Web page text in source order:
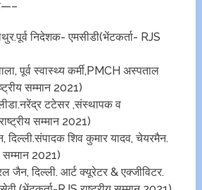
निदेशक- एमसीडी(भेंटकर्ता- RJS
पूर्व स्वास्थ्य कर्मी,PMCH अस्पताल
सम्मान 2021)
टटेसर ,संस्थापक व
सम्मान 2021)
शिव कुमार यादव, चेयरमैन.
सम्मान 2021)
जैन, दिल्ली. आर्ट क्यूरेटर & एक्जीविटर.